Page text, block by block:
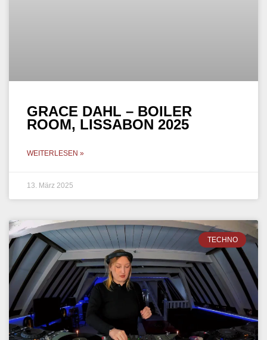
GRACE DAHL – BOILER
ROOM, LISSABON 2025
WEITERLESEN »
13. März 2025
TECHNO